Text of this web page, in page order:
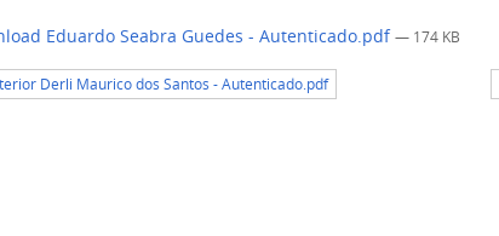
Eduardo Seabra Guedes - Autenticado.pdf— 174 KB
Derli Maurico dos Santos - Autenticado.pdf